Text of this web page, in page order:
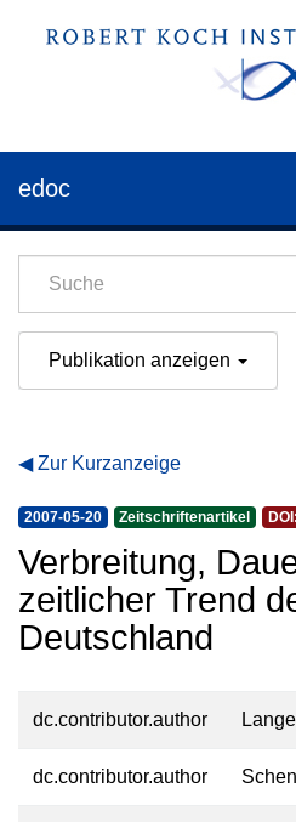
edoc
Publikation anzeigen
Zur Kurzanzeige
2007-05-20 Zeitschriftenartikel
Verbreitung,
zeitlicher Trend
Deutschland
dc.contributor.author
dc.contributor.author